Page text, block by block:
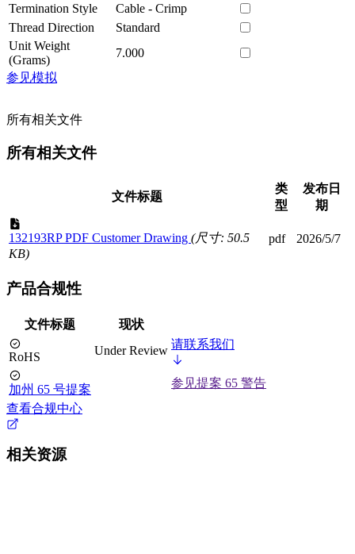
Termination Style
Cable - Crimp
Thread Direction
Standard
Unit Weight
(Grams)
7.000
参见模拟
所有相关文件
所有相关文件
文件标题
类
型
发布日
期
132193RP PDF Customer Drawing (尺寸: 50.5
KB)
pdf 2026/5/7
产品合规性
文件标题 现状
RoHS Under Review 请联系我们
加州 65 号提案
参见提案 65 警告
查看合规中心
相关资源